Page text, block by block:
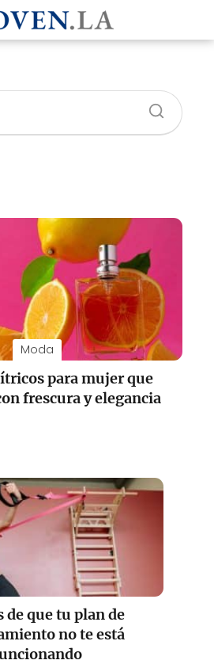
Moda
para mujer que
frescura y elegancia
de que tu plan de
no te está